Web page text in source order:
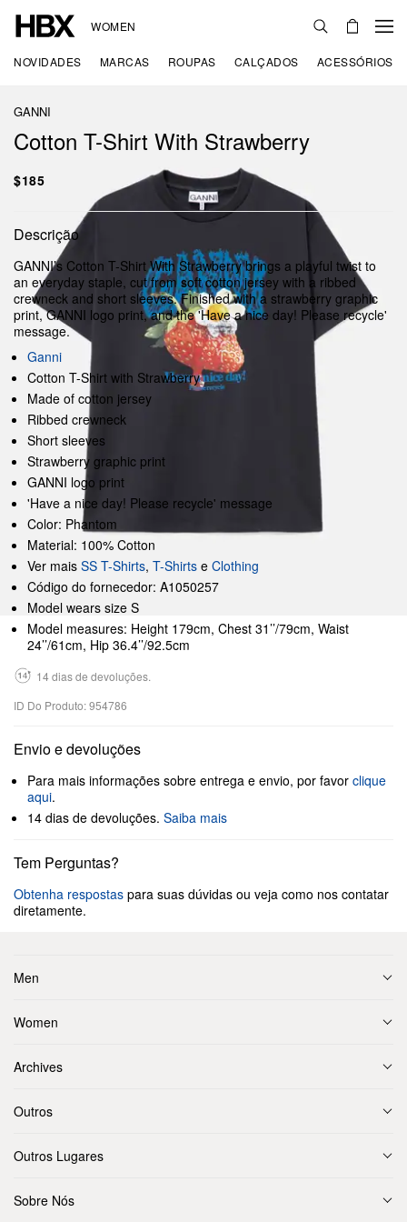
WOMEN
NOVIDADES MARCAS ROUPAS CALÇADOS ACESSÓRIOS
GANNI
Cotton T-Shirt With Strawberry
$185
Descrição
GANNI’s Cotton T-Shirt With Strawberry brings a playful twist to
an everyday staple, cut from soft cotton jersey with a ribbed
crewneck and short sleeves. Finished with a strawberry graphic
print, GANNI logo print, and the 'Have a nice day! Please recycle'
message.
Ganni
Cotton T-Shirt with Strawberry
Made of cotton jersey
Ribbed crewneck
Short sleeves
Strawberry graphic print
GANNI logo print
'Have a nice day! Please recycle' message
Color: Phantom
Material: 100% Cotton
Ver mais SS T-Shirts, T-Shirts e Clothing
Código do fornecedor: A1050257
Model wears size S
Model measures: Height 179cm, Chest 31’’/79cm, Waist
24’’/61cm, Hip 36.4’’/92.5cm
14 dias de devoluções.
ID Do Produto: 954786
Envio e devoluções
Para mais informações sobre entrega e envio, por favor clique
aqui.
14 dias de devoluções. Saiba mais
Tem Perguntas?
Obtenha respostas para suas dúvidas ou veja como nos contatar
diretamente.
Men
Women
Archives
Outros
Outros Lugares
Sobre Nós